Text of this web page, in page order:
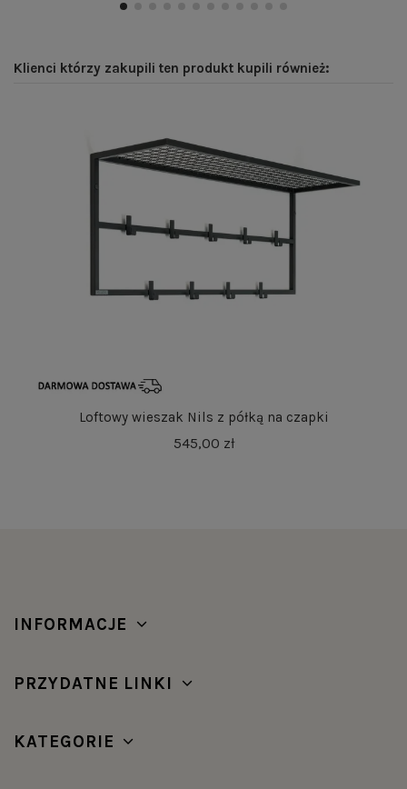
Klienci którzy zakupili ten produkt kupili również:
Loftowy wieszak Nils z półką na czapki
545,00 zł
INFORMACJE
PRZYDATNE LINKI
KATEGORIE